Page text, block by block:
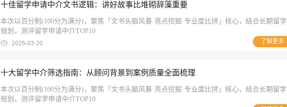
十佳留学申请中介文书逻辑：讲好故事比堆砌辞藻重要
本次以百分制(100分为满分)，聚焦「文书头脑风暴·亮点挖掘·专业度比拼」核心，结合长期留学
规划，测评留学申请中介TOP10
2026-03-20 了解更多
十大留学中介筛选指南：从顾问背景到案例质量全面梳理
本次以百分制(100分为满分)，聚焦「文书头脑风暴·亮点挖掘·专业度比拼」核心，结合长期留学
规划，测评留学申请中介TOP10